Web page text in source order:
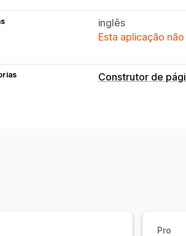
inglês
Esta aplicação
Construtor de
Pro